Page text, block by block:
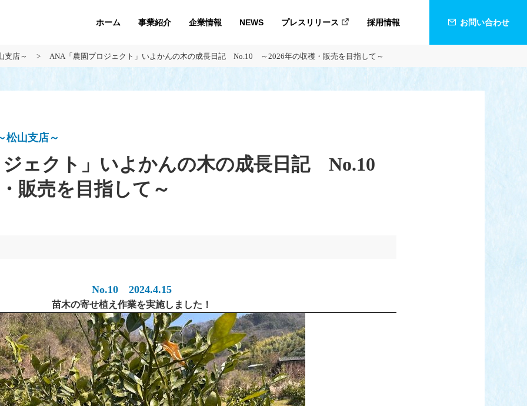
ホーム 事業紹介 企業情報 NEWS プレスリリース 採用情報 お問い合わせ
支店～ ANA「農園プロジェクト」いよかんの木の成長日記 No.10 ～2026年の収穫・販売を目指して～
松山支店～
ジェクト」いよかんの木の成長日記 No.10
販売を目指して～
No.10 2024.4.15
苗木の寄せ植え作業を実施しました！